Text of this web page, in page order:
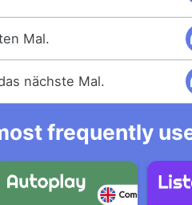
Mal.
nächste Mal.
frequently